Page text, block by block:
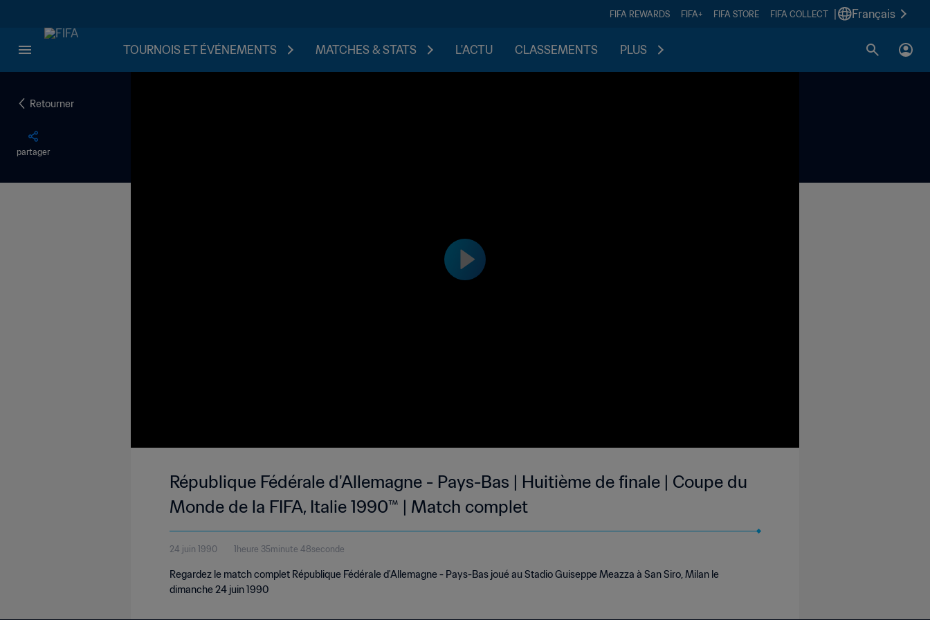
FIFA REWARDS FIFA+ FIFA STORE FIFA COLLECT Français
TOURNOIS ET ÉVÉNEMENTS MATCHES & STATS L'ACTU CLASSEMENTS PLUS
Retourner
partager
République Fédérale d'Allemagne - Pays-Bas | Huitième de finale | Coupe du
Monde de la FIFA, Italie 1990™ | Match complet
24 juin 1990 1heure 35minute 48seconde
Regardez le match complet République Fédérale d'Allemagne - Pays-Bas joué au Stadio Guiseppe Meazza à San Siro, Milan le
dimanche 24 juin 1990